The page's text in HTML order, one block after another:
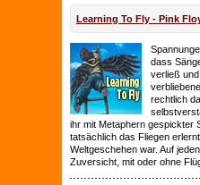
Learning To Fly - Pink
dass
verließ
rechtlich
ihr mit Metaphern gespickter
tatsächlich das Fliegen
Weltgeschehen war. Auf
Zuversicht, mit oder ohne